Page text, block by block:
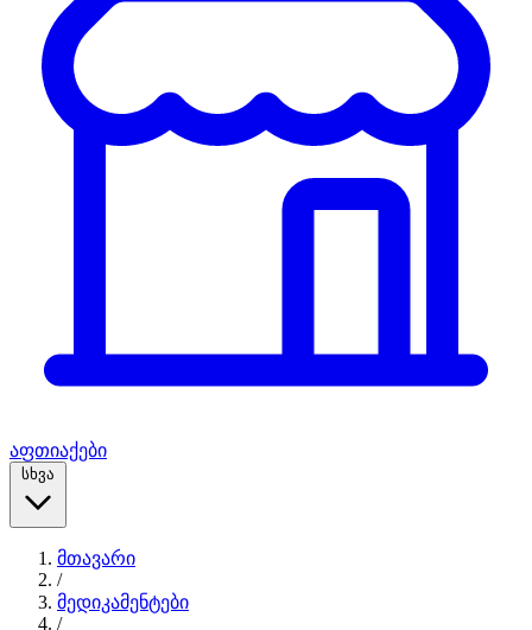
აფთიაქები
სხვა
მთავარი
/
მედიკამენტები
/